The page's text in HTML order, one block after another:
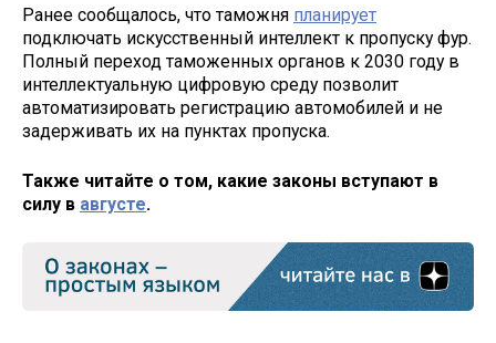
Ранее сообщалось, что таможня планирует
подключать искусственный интеллект к пропуску фур.
Полный переход таможенных органов к 2030 году в
интеллектуальную цифровую среду позволит
автоматизировать регистрацию автомобилей и не
задерживать их на пунктах пропуска.
Также читайте о том, какие законы вступают в
силу в августе.